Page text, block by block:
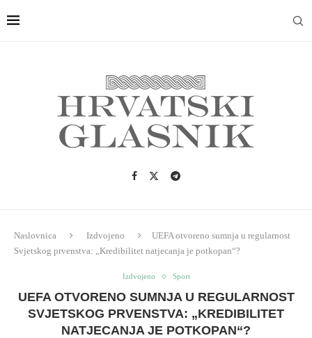
Naslovnica Izdvojeno
UEFA otvoreno sumnja u regularnost
Svjetskog prvenstva: „Kredibilitet natjecanja je potkopan“?
Izdvojeno Sport
UEFA OTVORENO SUMNJA U REGULARNOST
SVJETSKOG PRVENSTVA: „KREDIBILITET
NATJECANJA JE POTKOPAN“?